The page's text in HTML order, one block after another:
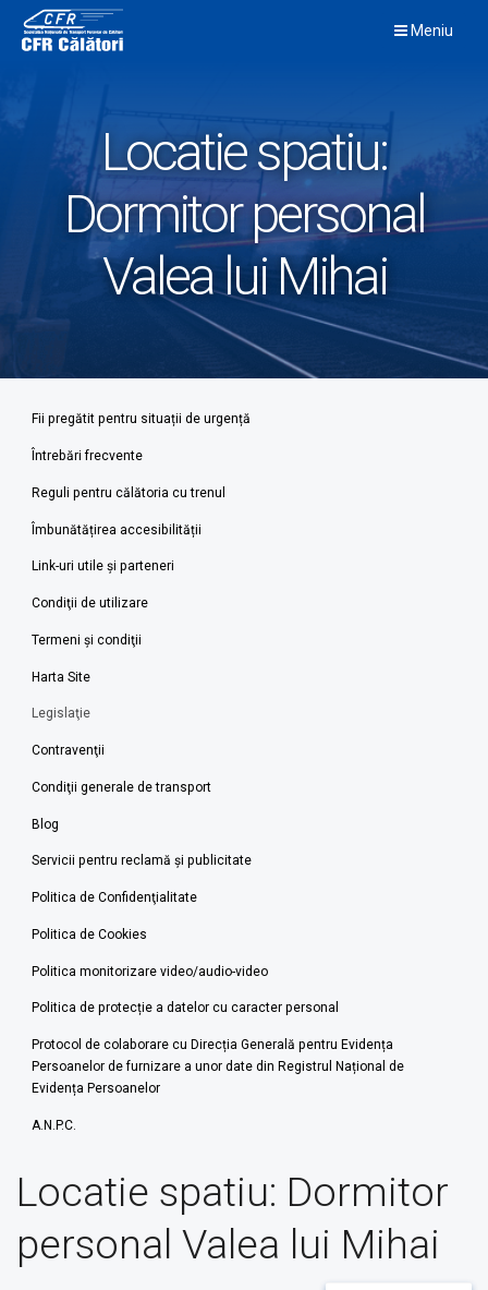
content
Meniu
Locatie spatiu:
Dormitor personal
Valea lui Mihai
Fii pregătit pentru situații de urgență
Întrebări frecvente
Reguli pentru călătoria cu trenul
Îmbunătățirea accesibilității
Link-uri utile şi parteneri
Condiţii de utilizare
Termeni şi condiţii
Harta Site
Legislaţie
Contravenţii
Condiţii generale de transport
Blog
Servicii pentru reclamă și publicitate
Politica de Confidenţialitate
Politica de Cookies
Politica monitorizare video/audio-video
Politica de protecție a datelor cu caracter personal
Protocol de colaborare cu Direcția Generală pentru Evidența
Persoanelor de furnizare a unor date din Registrul Național de
Evidența Persoanelor
A.N.P.C.
Locatie spatiu: Dormitor
personal Valea lui Mihai